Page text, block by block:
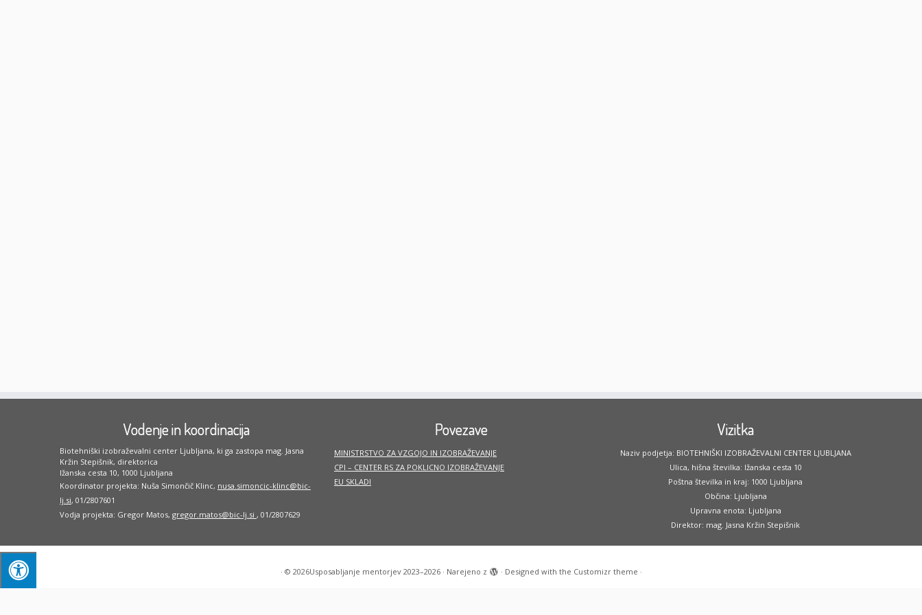
Vodenje in koordinacija
Biotehniški izobraževalni center Ljubljana, ki ga zastopa mag. Jasna
Kržin Stepišnik, direktorica
Ižanska cesta 10, 1000 Ljubljana
Koordinator projekta: Nuša Simončič Klinc, nusa.simoncic-klinc@bic-
lj.si, 01/2807601
Vodja projekta: Gregor Matos, gregor.matos@bic-lj.si , 01/2807629
Povezave
MINISTRSTVO ZA VZGOJO IN IZOBRAŽEVANJE
CPI – CENTER RS ZA POKLICNO IZOBRAŽEVANJE
EU SKLADI
Vizitka
Naziv podjetja: BIOTEHNIŠKI IZOBRAŽEVALNI CENTER LJUBLJANA
Ulica, hišna številka: Ižanska cesta 10
Poštna številka in kraj: 1000 Ljubljana
Občina: Ljubljana
Upravna enota: Ljubljana
Direktor: mag. Jasna Kržin Stepišnik
· © 2026Usposabljanje mentorjev 2023–2026· Narejeno z · Designed with the Customizr theme ·